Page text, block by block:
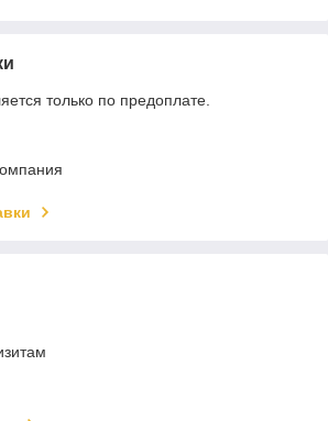
только по предоплате.